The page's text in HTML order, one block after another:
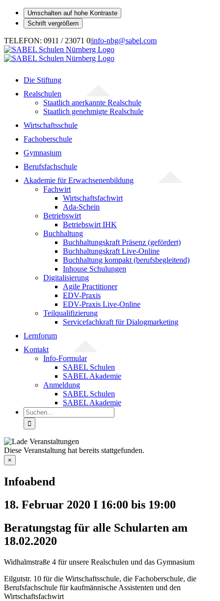
Umschalten auf hohe Kontraste
Schrift vergrößern
Zum
Inhalt
springen
TELEFON: 0911 / 23071 0|info-nbg@sabel.com
Die Stiftung
Realschulen
Staatlich anerkannte Realschule
Staatlich genehmigte Realschule
Wirtschaftsschule
Fachoberschule
Gymnasium
Berufsfachschule
Akademie für Erwachsenenbildung
Fachwirt
Wirtschaftsfachwirt
Ada-Schein
Betriebswirt
Betriebswirt IHK
Buchhaltung
Buchhaltungskraft Präsenz (gefördert)
Buchhaltungskraft Live-Online
Buchhaltung kompakt (berufsbegleitend)
Inhouse Schulungen
Digitalisierung
Agile Practitioner
EDV-Praxis
EDV-Praxis Live-Online
Teilqualifizierung
Servicefachkraft für Dialogmarketing
Lernforum
Kontakt
Info-Formular
SABEL Schulen
SABEL Akademie
Anmeldung
SABEL Schulen
SABEL Akademie
Suche
nach:
Diese Veranstaltung hat bereits stattgefunden.
×
Infoabend
18. Februar 2020 I 16:00 bis 19:00
Beratungstag für alle Schularten am
18.02.2020
Widhalmstraße 4 für unsere Realschulen und das Gymnasium
Eilgutstr. 10 für die Wirtschaftsschule, die Fachoberschule, die
Berufsfachschule für kaufmännische Assistenten und den
Wirtschaftsfachwirt